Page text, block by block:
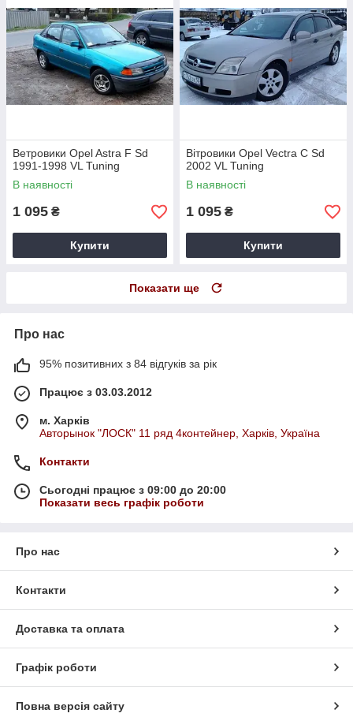
Ветровики Opel Astra F Sd
1991-1998 VL Tuning
В наявності
1 095 ₴
Купити
Вітровики Opel Vectra C Sd
2002 VL Tuning
В наявності
1 095 ₴
Купити
Показати ще
Про нас
95% позитивних з 84 відгуків за рік
Працює з 03.03.2012
м. Харків
Авторынок "ЛОСК" 11 ряд 4контейнер, Харків, Україна
Контакти
Сьогодні працює з 09:00 до 20:00
Показати весь графік роботи
Про нас
Контакти
Доставка та оплата
Графік роботи
Повна версія сайту